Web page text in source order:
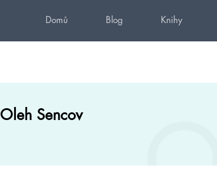
Domů Blog Knihy
Oleh Sencov